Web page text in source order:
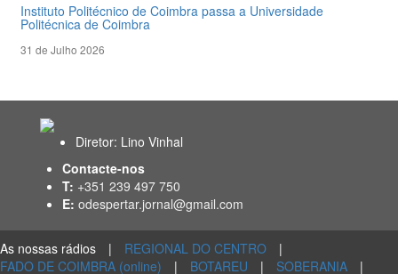
Instituto Politécnico de Coimbra passa a Universidade
Politécnica de Coimbra
31 de Julho 2026
Diretor: Lino Vinhal
Contacte-nos
T: +351 239 497 750
E: odespertar.jornal@gmail.com
As nossas rádios | REGIONAL DO CENTRO
|
FADO DE COIMBRA (online)
| BOTAREU | SOBERANIA |